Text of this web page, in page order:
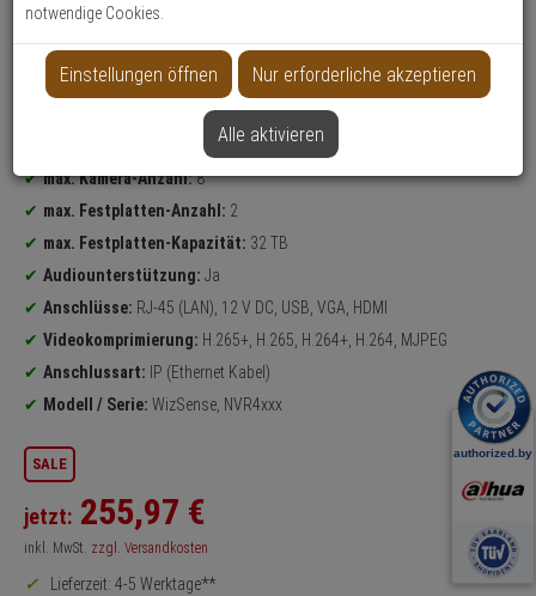
SERVICE BUCHEN
(4K Ultra HD max. Bildauflösung)
max. Kamera-Anzahl:8
max. Festplatten-Anzahl: 2
max. Festplatten-Kapazität: 32 TB
Audiounterstützung: Ja
Anschlüsse: RJ-45 (LAN), 12 V DC, USB, VGA, HDMI
Videokomprimierung: H.265+, H.265, H.264+, H.264, MJPEG
Anschlussart: IP (Ethernet Kabel)
Modell / Serie: WizSense, NVR4xxx
SALE
jetzt: 255,97 €
inkl. MwSt. zzgl. Versandkosten
Lieferzeit: 4-5 Werktage**
notwendige Cookies.
Einstellungen öffnen Nur erforderliche akzeptieren
Alle aktivieren